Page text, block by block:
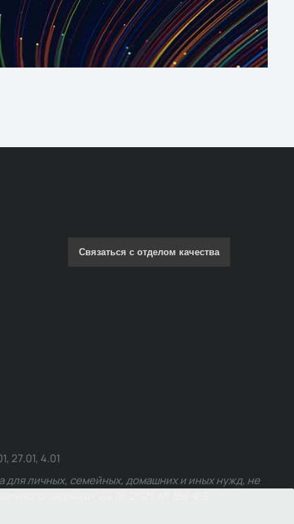
Связаться с отделом качества
27.01, 4.01
для личных, семейных, домашних и иных нужд, не